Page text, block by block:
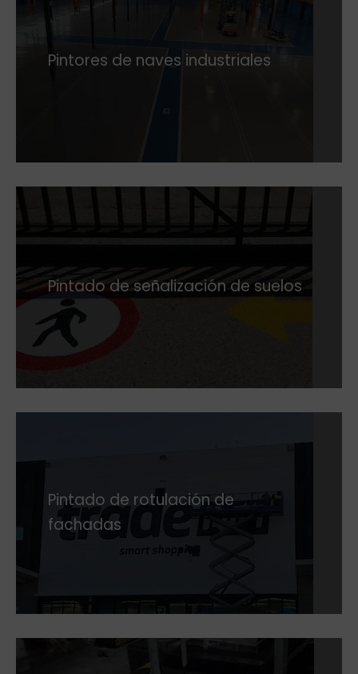
Pintores de naves industriales
Pintado de señalización de suelos
Pintado de rotulación de
fachadas